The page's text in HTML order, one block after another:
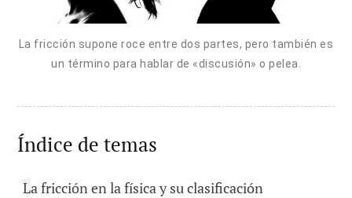
La fricción supone roce entre dos partes, pero también es
un término para hablar de «discusión» o pelea.
Índice de temas
La fricción en la física y su clasificación